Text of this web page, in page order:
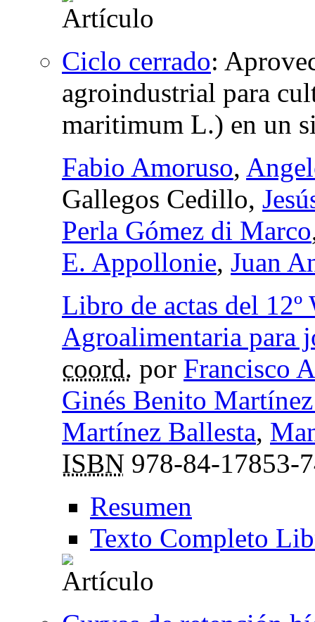
Ciclo cerrado:
agroindustrial para
maritimum L.) en un
Fabio Amoruso,
Gallegos Cedillo,
Perla Gómez di Marco
E. Appollonie, Juan
Libro de actas del
Agroalimentaria para
coord. por Francisco
Ginés Benito
Martínez Ballesta,
ISBN 978-84-17853-
Resumen
Texto Completo